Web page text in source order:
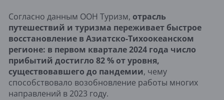
Согласно данным ООН Туризм, отрасль
путешествий и туризма переживает быстрое
восстановление в Азиатско-Тихоокеанском
регионе: в первом квартале 2024 года число
прибытий достигло 82 % от уровня,
существовавшего до пандемии, чему
способствовало возобновление работы многих
направлений в 2023 году.